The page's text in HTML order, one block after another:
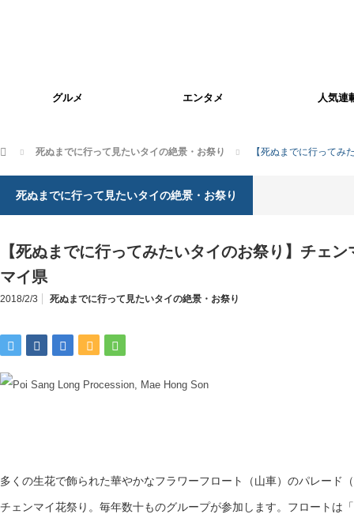
グルメ エンタメ 人気連
ホーム 死ぬまでに行って見たいタイの絶景・お祭り 【死ぬまでに行って
死ぬまでに行って見たいタイの絶景・お祭り
【死ぬまでに行ってみたいタイのお祭り】チェ
マイ県
2018/2/3 死ぬまでに行って見たいタイの絶景・お祭り
多くの生花で飾られた華やかなフラワーフロート（山車）のパレード
チェンマイ花祭り。毎年数十ものグループが参加します。フロートは